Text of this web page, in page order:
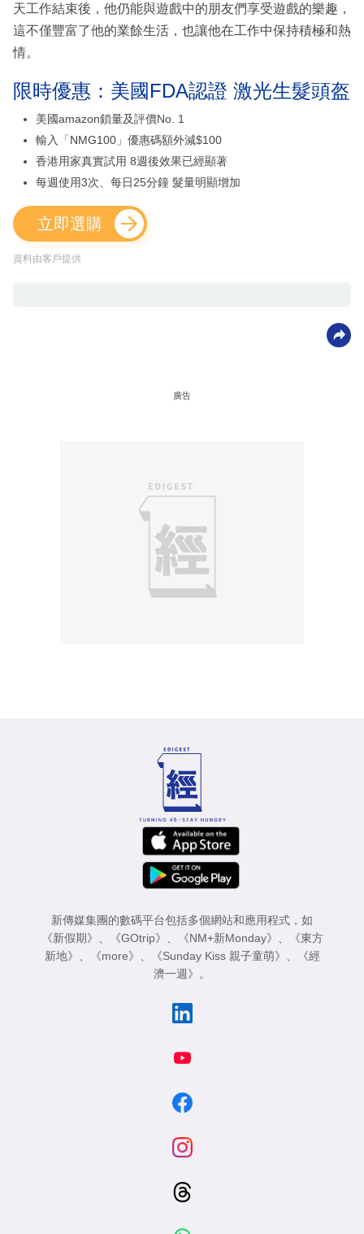
天工作結束後，他仍能與遊戲中的朋友們享受遊戲的樂趣，
這不僅豐富了他的業餘生活，也讓他在工作中保持積極和熱
情。
限時優惠：美國FDA認證 激光生髮頭盔
美國amazon鎖量及評價No. 1
輸入「NMG100」優惠碼額外減$100
香港用家真實試用 8週後效果已經顯著
每週使用3次、每日25分鐘 髮量明顯增加
立即選購
資料由客戶提供
廣告
新傳媒集團的數碼平台包括多個網站和應用程式，如
《新假期》
《GOtrip》 《NM+新Monday》
《東方
新地》
《more》 《Sunday Kiss 親子童萌》
《經
濟一週》
。